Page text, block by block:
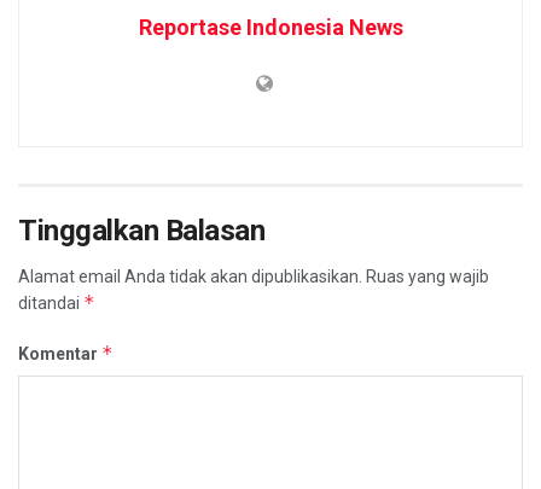
Reportase Indonesia News
Tinggalkan Balasan
Alamat email Anda tidak akan dipublikasikan. Ruas yang wajib
ditandai *
Komentar *